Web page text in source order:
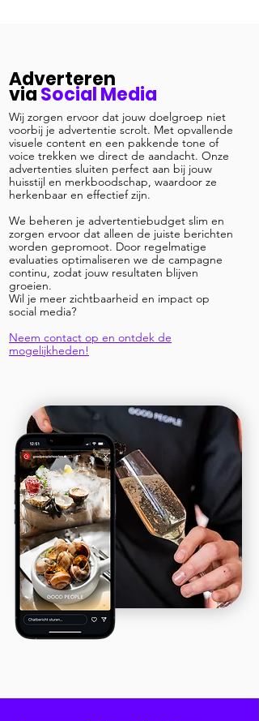
Adverteren
viaSocial Media
Wij zorgen ervoor dat jouw doelgroep niet
voorbij je advertentie scrolt. Met opvallende
visuele content en een pakkende tone of
voice trekken we direct de aandacht. Onze
advertenties sluiten perfect aan bij jouw
huisstijl en merkboodschap, waardoor ze
herkenbaar en effectief zijn.
We beheren je advertentiebudget slim en
zorgen ervoor dat alleen de juiste berichten
worden gepromoot. Door regelmatige
evaluaties optimaliseren we de campagne
continu, zodat jouw resultaten blijven
groeien.
Wil je meer zichtbaarheid en impact op
social media?
Neem contact op en ontdek de
mogelijkheden!